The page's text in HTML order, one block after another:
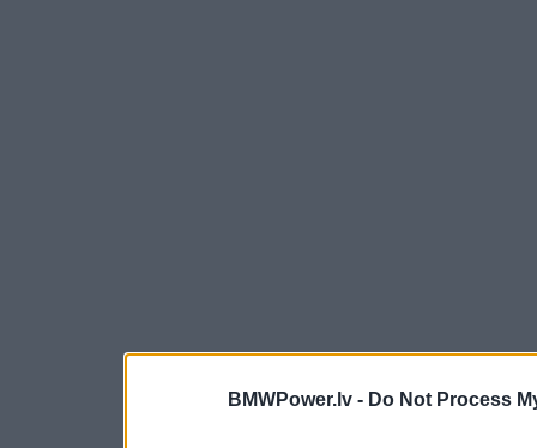
BMWPower.lv - Do Not Process